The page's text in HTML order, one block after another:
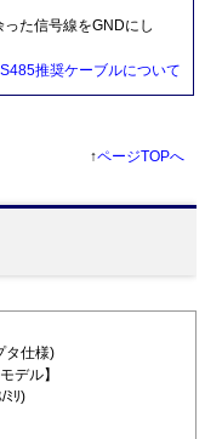
た信号線をGNDにし
推奨ケーブルについて
↑ページTOPへ
タ仕様)
デル】
ﾐﾘ)